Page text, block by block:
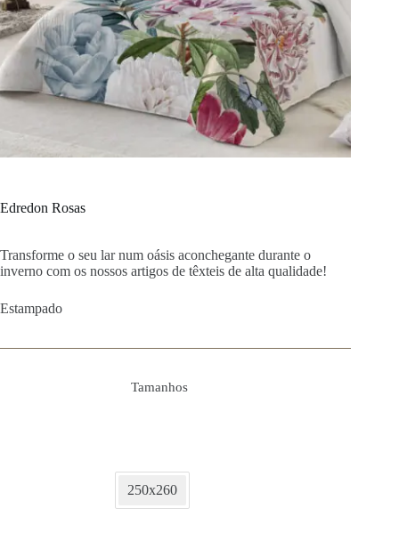
Edredon Rosas
Transforme o seu lar num oásis aconchegante durante o
inverno com os nossos artigos de têxteis de alta qualidade!
Estampado
Tamanhos
250x260